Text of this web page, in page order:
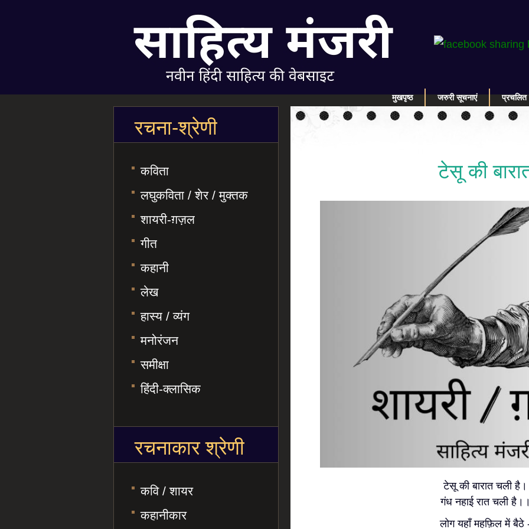
मुखपृष्ठ जरुरी सूचनाएं प्रचलित
टेसू की
टेसू की बारात चली है।
गंध नहाई रात चली
लोग यहाँ महफ़िल में बैठे
रचना-श्रेणी
कविता
लघुकविता / शेर / मुक्तक
शायरी-ग़ज़ल
गीत
कहानी
लेख
हास्य / व्यंग
मनोरंजन
समीक्षा
हिंदी-क्लासिक
रचनाकार श्रेणी
कवि / शायर
कहानीकार